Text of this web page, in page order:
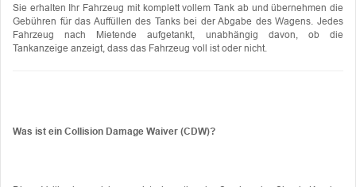
Sie erhalten Ihr Fahrzeug mit komplett vollem Tank ab und übernehmen die
Gebühren für das Auffüllen des Tanks bei der Abgabe des Wagens. Jedes
Fahrzeug nach Mietende aufgetankt, unabhängig davon, ob die
Tankanzeige anzeigt, dass das Fahrzeug voll ist oder nicht.
Was ist ein Collision Damage Waiver (CDW)?